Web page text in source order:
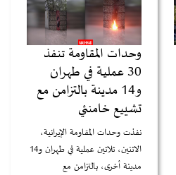
وحدات المقاومة تنفذ
30 عملية في طهران
و14 مدينة بالتزامن مع
تشييع خامنئي
نفذت وحدات المقاومة الإيرانية،
الاثنين، ثلاثين عملية في طهران و14
مدينة أخرى، بالتزامن مع